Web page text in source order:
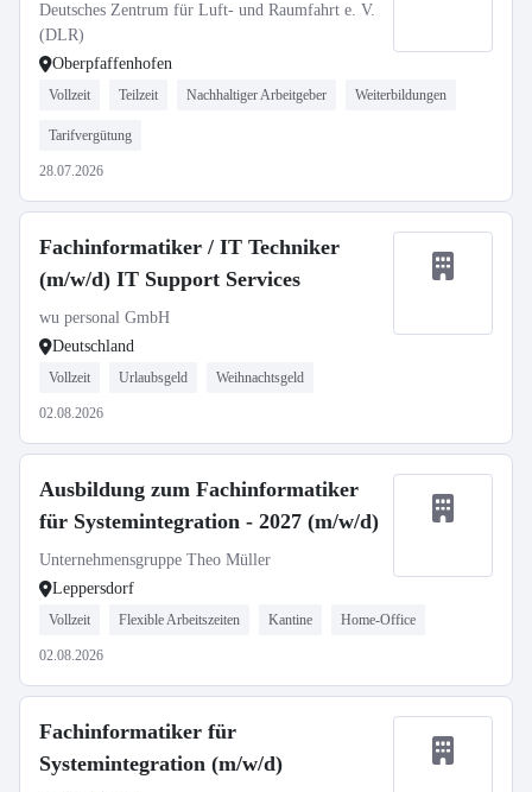
Deutsches Zentrum für Luft- und Raumfahrt e. V.
(DLR)
Oberpfaffenhofen
Vollzeit Teilzeit Nachhaltiger Arbeitgeber Weiterbildungen
Tarifvergütung
28.07.2026
Fachinformatiker / IT Techniker
(m/w/d) IT Support Services
wu personal GmbH
Deutschland
Vollzeit Urlaubsgeld Weihnachtsgeld
02.08.2026
Ausbildung zum Fachinformatiker
für Systemintegration - 2027 (m/w/d)
Unternehmensgruppe Theo Müller
Leppersdorf
Vollzeit Flexible Arbeitszeiten Kantine Home-Office
02.08.2026
Fachinformatiker für
Systemintegration (m/w/d)